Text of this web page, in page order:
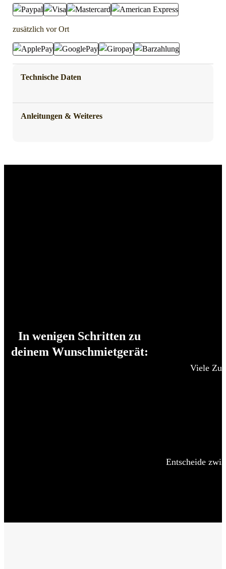
zusätzlich vor Ort
Technische Daten
Anleitungen & Weiteres
In wenigen Schritten zu
deinem Wunschmietgerät:
Viele
Entscheide